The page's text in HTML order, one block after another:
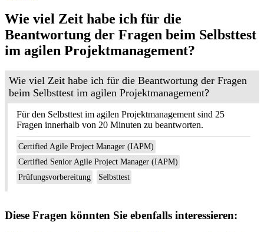
Wie viel Zeit habe ich für die
Beantwortung der Fragen beim Selbsttest
im agilen Projektmanagement?
Wie viel Zeit habe ich für die Beantwortung der Fragen
beim Selbsttest im agilen Projektmanagement?
Für den Selbsttest im agilen Projektmanagement sind 25
Fragen innerhalb von 20 Minuten zu beantworten.
Certified Agile Project Manager (IAPM)
Certified Senior Agile Project Manager (IAPM)
Prüfungsvorbereitung
Selbsttest
Diese Fragen könnten Sie ebenfalls interessieren: